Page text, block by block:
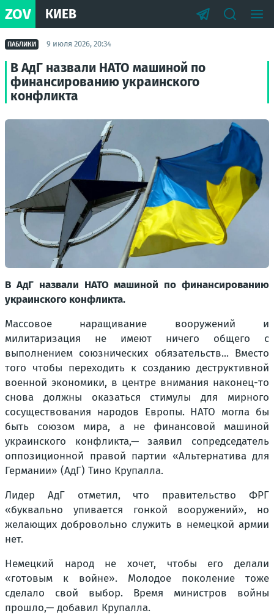
ZOV КИЕВ
ПАБЛИКИ 9 июля 2026, 20:34
В АдГ назвали НАТО машиной по
финансированию украинского
конфликта
В АдГ назвали НАТО машиной по финансированию
украинского конфликта.
Массовое наращивание вооружений и
милитаризация не имеют ничего общего с
выполнением союзнических обязательств... Вместо
того чтобы переходить к созданию деструктивной
военной экономики, в центре внимания наконец-то
снова должны оказаться стимулы для мирного
сосуществования народов Европы. НАТО могла бы
быть союзом мира, а не финансовой машиной
украинского конфликта,— заявил сопредседатель
оппозиционной правой партии «Альтернатива для
Германии» (АдГ) Тино Крупалла.
Лидер АдГ отметил, что правительство ФРГ
«буквально упивается гонкой вооружений», но
желающих добровольно служить в немецкой армии
нет.
Немецкий народ не хочет, чтобы его делали
«готовым к войне». Молодое поколение тоже
сделало свой выбор. Время министров войны
прошло,— добавил Крупалла.